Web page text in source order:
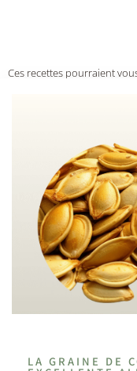
Ces recettes pourraient
LA GRAINE DE